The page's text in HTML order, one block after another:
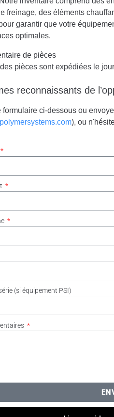
freinage, des éléments
garantir que votre
optimales.
de pièces
pièces sont expédiées le
reconnaissants de
formulaire ci-dessous ou
), ou
(si équipement PSI)